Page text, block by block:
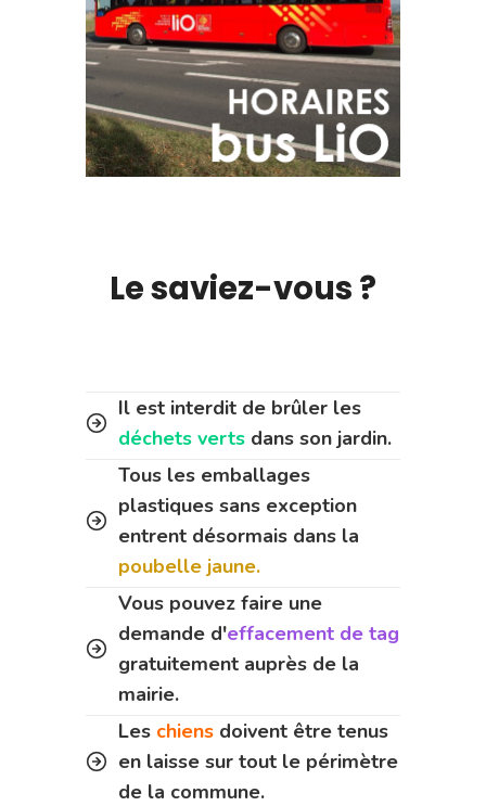
Le saviez-vous ?
Il est interdit de brûler les
déchets verts dans son jardin.
Tous les emballages
plastiques sans exception
entrent désormais dans la
poubelle jaune.
Vous pouvez faire une
demande d'effacement de tag
gratuitement auprès de la
mairie.
Les chiens doivent être tenus
en laisse sur tout le périmètre
de la commune.